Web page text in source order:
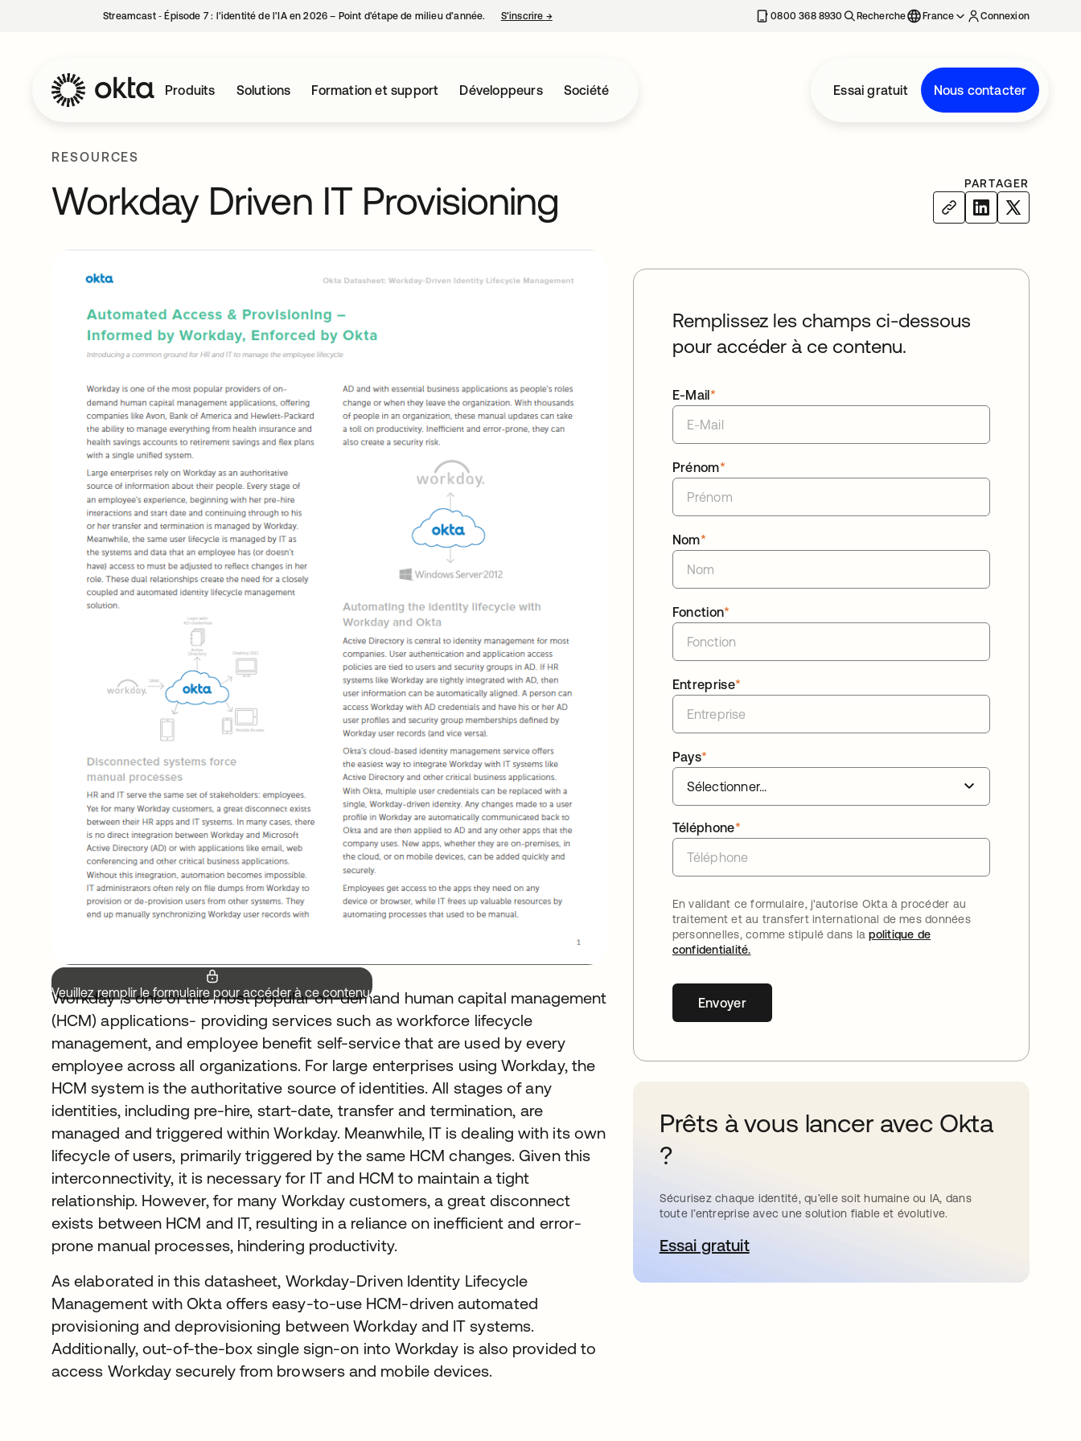
Streamcast ‑ Épisode 7 : l’identité de l’IA en 2026 – Point d’étape de milieu d’année. S’inscrire →s’ouvre dans un nouvel onglet 0800 368 8930 Recherche France Connexion
Produits Solutions Formation et support Développeurs Société Essai gratuit Nous contacter
RESOURCES
Workday Driven IT Provisioning PARTAGER
Veuillez remplir le formulaire pour accéder à ce contenu.
Workday is one of the most popular on-demand human capital management
(HCM) applications- providing services such as workforce lifecycle
management, and employee benefit self-service that are used by every
employee across all organizations. For large enterprises using Workday, the
HCM system is the authoritative source of identities. All stages of any
identities, including pre-hire, start-date, transfer and termination, are
managed and triggered within Workday. Meanwhile, IT is dealing with its own
lifecycle of users, primarily triggered by the same HCM changes. Given this
interconnectivity, it is necessary for IT and HCM to maintain a tight
relationship. However, for many Workday customers, a great disconnect
exists between HCM and IT, resulting in a reliance on inefficient and error-
prone manual processes, hindering productivity.
As elaborated in this datasheet, Workday-Driven Identity Lifecycle
Management with Okta offers easy-to-use HCM-driven automated
provisioning and deprovisioning between Workday and IT systems.
Additionally, out-of-the-box single sign-on into Workday is also provided to
access Workday securely from browsers and mobile devices.
Remplissez les champs ci-dessous
pour accéder à ce contenu.
*
E-Mail
*
Prénom
*
Nom
*
Fonction
*
Entreprise
*
Pays
*
Téléphone
En validant ce formulaire, j'autorise Okta à procéder au
traitement et au transfert international de mes données
personnelles, comme stipulé dans lapolitique de
confidentialité.
Envoyer
Prêts à vous lancer avec Okta
?
Sécurisez chaque identité, qu’elle soit humaine ou IA, dans
toute l’entreprise avec une solution fiable et évolutive.
Essai gratuits’ouvre dans un nouvel onglet